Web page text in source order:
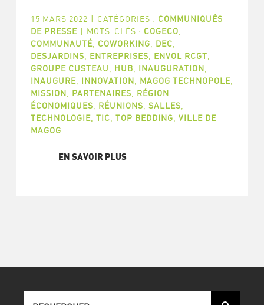
15 MARS 2022 | CATÉGORIES : COMMUNIQUÉS
DE PRESSE | MOTS-CLÉS : COGECO
COMMUNAUTÉ, COWORKING DEC
DESJARDINS
ENTREPRISES ENVOL RCGT
GROUPE CUSTEAU
HUB INAUGURATION
INAUGURE, INNOVATION MAGOG TECHNOPOLE,
MISSION
PARTENAIRES
RÉGION
ÉCONOMIQUES
RÉUNIONS SALLES
TECHNOLOGIE, TIC TOP BEDDING VILLE DE
MAGOG
EN SAVOIR PLUS